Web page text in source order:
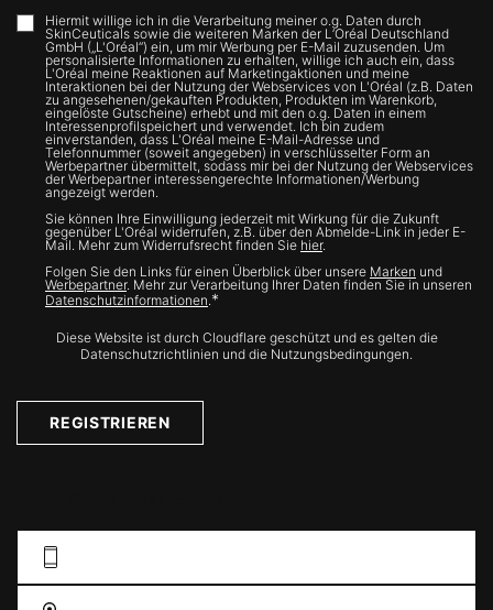
Hiermit willige ich in die Verarbeitung meiner o.g. Daten durch
SkinCeuticals sowie die weiteren Marken der L’Oréal Deutschland
GmbH („L'Oréal“) ein, um mir Werbung per E-Mail zuzusenden. Um
personalisierte Informationen zu erhalten, willige ich auch ein, dass
L'Oréal meine Reaktionen auf Marketingaktionen und meine
Interaktionen bei der Nutzung der Webservices von L'Oréal (z.B. Daten
zu angesehenen/gekauften Produkten, Produkten im Warenkorb,
eingelöste Gutscheine) erhebt und mit den o.g. Daten in einem
Interessenprofilspeichert und verwendet. Ich bin zudem
einverstanden, dass L'Oréal meine E-Mail-Adresse und
Telefonnummer (soweit angegeben) in verschlüsselter Form an
Werbepartner übermittelt, sodass mir bei der Nutzung der Webservices
der Werbepartner interessengerechte Informationen/Werbung
angezeigt werden.
Sie können Ihre Einwilligung jederzeit mit Wirkung für die Zukunft
gegenüber L'Oréal widerrufen, z.B. über den Abmelde-Link in jeder E-
Mail. Mehr zum Widerrufsrecht finden Sie hier.
Folgen Sie den Links für einen Überblick über unsere Marken und
Werbepartner. Mehr zur Verarbeitung Ihrer Daten finden Sie in unseren
Datenschutzinformationen *
Diese Website ist durch Cloudflare geschützt und es gelten die
Datenschutzrichtlinien und die Nutzungsbedingungen.
REGISTRIEREN